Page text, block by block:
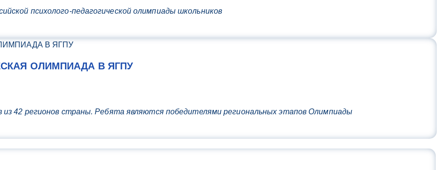
психолого-педагогической олимпиады школьников
ОЛИМПИАДА В ЯГПУ
из 42 регионов страны. Ребята являются победителями региональных этапов Олимпиады